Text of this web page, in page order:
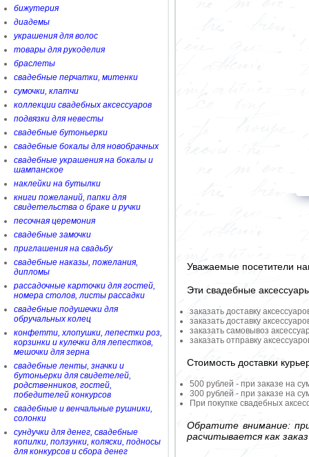
бижутерия
диадемы
украшения для волос
товары для рукоделия
браслеты
свадебные перчатки, митенки
сумочки, клатчи
коллекции свадебных аксессуаров
подвязки для невесты
свадебные бутоньерки
свадебные бокалы для новобрачных
свадебные украшения на бокалы и
шампанское
наклейки на бутылки
книги пожеланий, папки для
свидетельства о браке и ручки
песочная церемония
свадебные замочки
приглашения на свадьбу
свадебные наказы, пожелания,
дипломы
рассадочные карточки для гостей,
номера столов, листы рассадки
свадебные подушечки для
обручальных колец
конфетти, хлопушки, лепестки роз,
корзинки и кулечки для лепестков,
мешочки для зерна
свадебные ленты, значки и
бутоньерки для свидетелей,
родственников, гостей,
победителей конкурсов
свадебные и венчальные рушники,
солонки
сундучки для денег, свадебные
копилки, ползунки, коляски, подносы
для конкурсов и сбора денег
Уважаемые посетители
Эти свадебные
заказать доставку
заказать доставку
заказать самовывоз
заказать отправку
Стоимость доставки
500 рублей - при заказе на
300 рублей - при заказе на
При покупке свадебных
Обратите внимание:
расчитывается как